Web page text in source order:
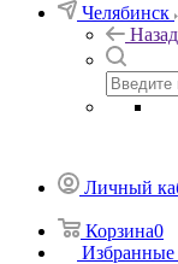
Челябинск
Назад
Личный
Корзина0
Избранные